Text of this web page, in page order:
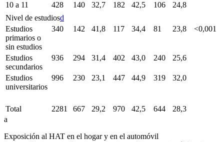
10 a 11
428 140 32,7 182 42,5 106
24,8
Nivel de estudiosd
Estudios
primarios o
sin estudios
340 142 41,8 117 34,4 81 23,8 <0,001
Estudios
secundarios
936 294 31,4 402 43,0 240 25,6
Estudios
universitarios
996 230 23,1 447 44,9 319 32,0
Total 2281 667 29,2 970 42,5 644
28,3
a
Exposición al HAT en el hogar y en el automóvil